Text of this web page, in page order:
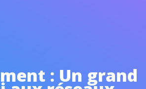
: Un grand